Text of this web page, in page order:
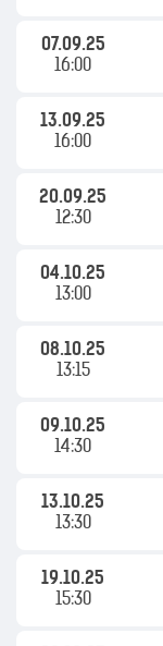
07.09.25
16:00
13.09.25
16:00
20.09.25
12:30
04.10.25
13:00
08.10.25
13:15
09.10.25
14:30
13.10.25
13:30
19.10.25
15:30